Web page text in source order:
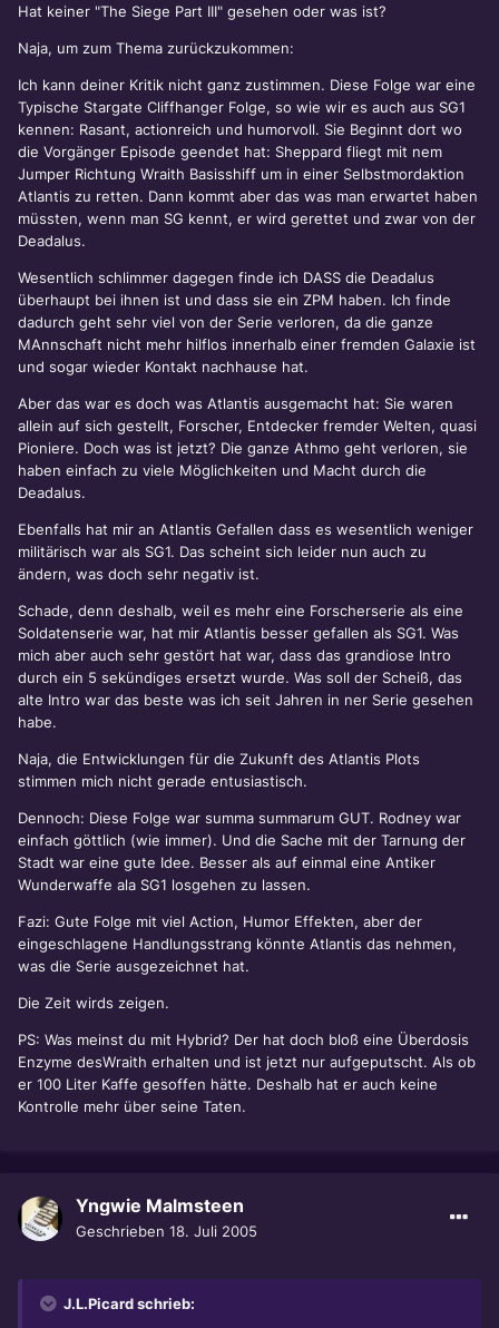
Hat keiner "The Siege Part III" gesehen oder was ist?
Naja, um zum Thema zurückzukommen:
Ich kann deiner Kritik nicht ganz zustimmen. Diese Folge war eine
Typische Stargate Cliffhanger Folge, so wie wir es auch aus SG1
kennen: Rasant, actionreich und humorvoll. Sie Beginnt dort wo
die Vorgänger Episode geendet hat: Sheppard fliegt mit nem
Jumper Richtung Wraith Basisshiff um in einer Selbstmordaktion
Atlantis zu retten. Dann kommt aber das was man erwartet haben
müssten, wenn man SG kennt, er wird gerettet und zwar von der
Deadalus.
Wesentlich schlimmer dagegen finde ich DASS die Deadalus
überhaupt bei ihnen ist und dass sie ein ZPM haben. Ich finde
dadurch geht sehr viel von der Serie verloren, da die ganze
MAnnschaft nicht mehr hilflos innerhalb einer fremden Galaxie ist
und sogar wieder Kontakt nachhause hat.
Aber das war es doch was Atlantis ausgemacht hat: Sie waren
allein auf sich gestellt, Forscher, Entdecker fremder Welten, quasi
Pioniere. Doch was ist jetzt? Die ganze Athmo geht verloren, sie
haben einfach zu viele Möglichkeiten und Macht durch die
Deadalus.
Ebenfalls hat mir an Atlantis Gefallen dass es wesentlich weniger
militärisch war als SG1. Das scheint sich leider nun auch zu
ändern, was doch sehr negativ ist.
Schade, denn deshalb, weil es mehr eine Forscherserie als eine
Soldatenserie war, hat mir Atlantis besser gefallen als SG1. Was
mich aber auch sehr gestört hat war, dass das grandiose Intro
durch ein 5 sekündiges ersetzt wurde. Was soll der Scheiß, das
alte Intro war das beste was ich seit Jahren in ner Serie gesehen
habe.
Naja, die Entwicklungen für die Zukunft des Atlantis Plots
stimmen mich nicht gerade entusiastisch.
Dennoch: Diese Folge war summa summarum GUT. Rodney war
einfach göttlich (wie immer). Und die Sache mit der Tarnung der
Stadt war eine gute Idee. Besser als auf einmal eine Antiker
Wunderwaffe ala SG1 losgehen zu lassen.
Fazi: Gute Folge mit viel Action, Humor Effekten, aber der
eingeschlagene Handlungsstrang könnte Atlantis das nehmen,
was die Serie ausgezeichnet hat.
Die Zeit wirds zeigen.
PS: Was meinst du mit Hybrid? Der hat doch bloß eine Überdosis
Enzyme desWraith erhalten und ist jetzt nur aufgeputscht. Als ob
er 100 Liter Kaffe gesoffen hätte. Deshalb hat er auch keine
Kontrolle mehr über seine Taten.
Yngwie Malmsteen
Geschrieben 18. Juli 2005
J.L.Picard schrieb: